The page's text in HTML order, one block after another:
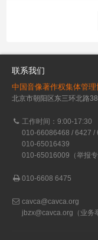
联系我们
中国音像著作权集体管理
北京市朝阳区东三环北路
工作时间：9:00-17:30
010-66086468 / 6427 /
010-65016439
010-65016009（举报专
010-6608 6475
cavca@cavca.org
jbzx@cavca.org （业务